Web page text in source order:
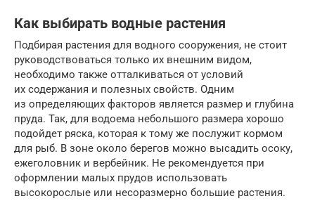
Как выбирать водные растения
Подбирая растения для водного сооружения, не стоит
руководствоваться только их внешним видом,
необходимо также отталкиваться от условий
их содержания и полезных свойств. Одним
из определяющих факторов является размер и глубина
пруда. Так, для водоема небольшого размера хорошо
подойдет ряска, которая к тому же послужит кормом
для рыб. В зоне около берегов можно высадить осоку,
ежеголовник и вербейник. Не рекомендуется при
оформлении малых прудов использовать
высокорослые или несоразмерно большие растения.